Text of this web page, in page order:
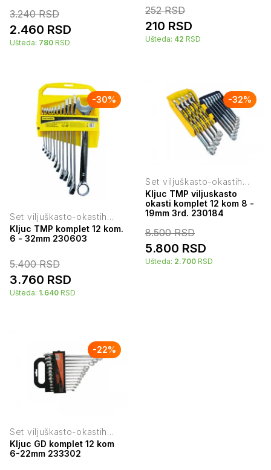
3.240RSD
2.460 RSD
Ušteda: 780 RSD
252 RSD
210 RSD
Ušteda: 42 RSD
-30%
Set viljuškasto-okastih
ključeva
Kljuc TMP komplet 12 kom.
6 - 32mm 230603
5.400RSD
3.760 RSD
Ušteda: 1.640 RSD
-32%
Set viljuškasto-okastih
ključeva
Kljuc TMP viljuskasto
okasti komplet 12 kom 8 -
19mm 3rd. 230184
8.500RSD
5.800 RSD
Ušteda: 2.700 RSD
-22%
Set viljuškasto-okastih
ključeva
Kljuc GD komplet 12 kom
6-22mm 233302